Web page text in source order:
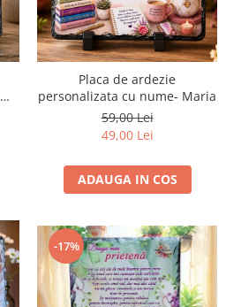
Placa de ardezie
personalizata cu nume- Maria
59,00 Lei
49,00 Lei
ADAUGA IN COS
-17%